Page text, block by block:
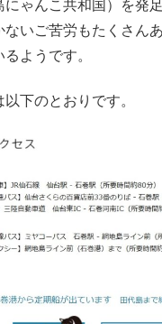
にゃんこ共和国）を発
いご苦労もたくさん
ようです。
下のとおりです。